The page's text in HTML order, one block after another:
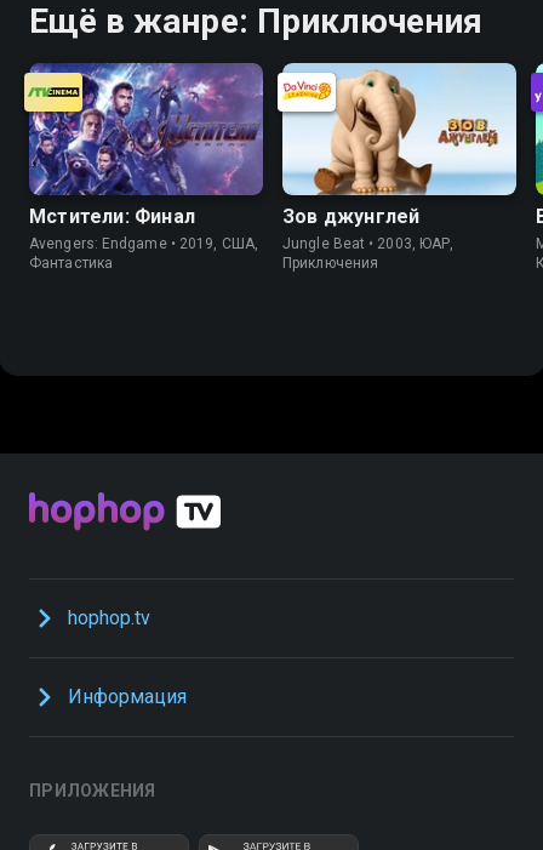
Ещё в жанре: Приключения
Мстители: Финал
Avengers: Endgame • 2019, США,
Фантастика
Зов джунглей
Jungle Beat • 2003, ЮАР,
Приключения
hophop.tv
Информация
ПРИЛОЖЕНИЯ